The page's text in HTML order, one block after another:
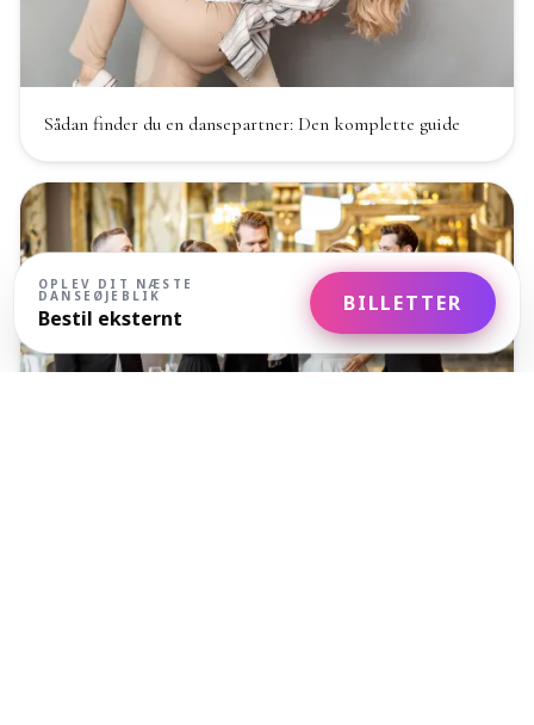
Sådan finder du en dansepartner: Den komplette guide
OPLEV DIT NÆSTE
DANSEØJEBLIK
Bestil eksternt
BILLETTER